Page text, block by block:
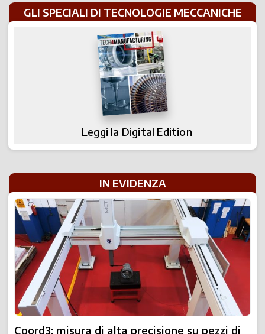
GLI SPECIALI DI TECNOLOGIE MECCANICHE
Leggi la Digital Edition
IN EVIDENZA
Coord3: misura di alta precisione su pezzi di